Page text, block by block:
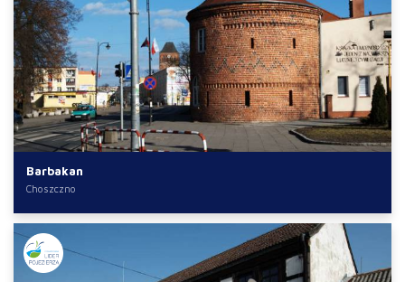
Barbakan
Choszczno